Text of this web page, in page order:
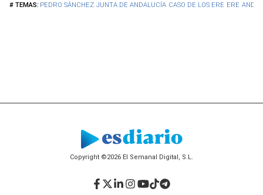
PEDRO SÁNCHEZ JUNTA DE ANDALUCÍA CASO DE LOS ERE ERE
Copyright ©2026 El Semanal Digital, S.L.
Facebook
Twitter
LinkedIn
Instagram
YouTube
TikTok
Telegram